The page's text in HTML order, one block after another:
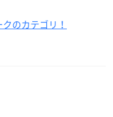
のカテゴリ！